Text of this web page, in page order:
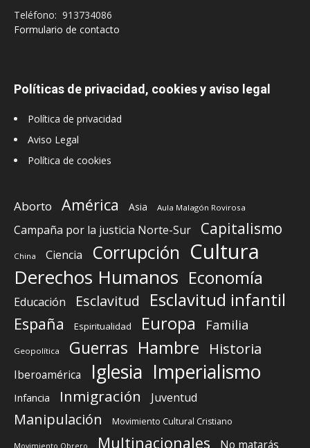
Teléfono: 913734086
Formulario de contacto
Políticas de privacidad, cookies y aviso legal
Política de privacidad
Aviso Legal
Política de cookies
Aborto América Asia Aula Malagón Rovirosa
Campaña por la justicia Norte-Sur Capitalismo
China Ciencia Corrupción Cultura
Derechos Humanos Economía
Educación Esclavitud Esclavitud infantil
España Espiritualidad Europa Familia
Geopolítica Guerras Hambre Historia
Iberoamérica Iglesia Imperialismo
Infancia Inmigración Juventud
Manipulación Movimiento Cultural Cristiano
Movimiento Obrero Multinacionales No matarás